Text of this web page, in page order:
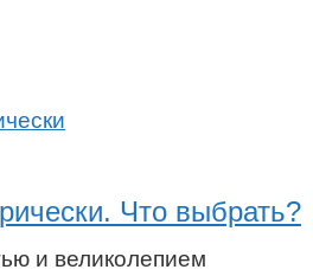
Что выбрать?
и великолепием